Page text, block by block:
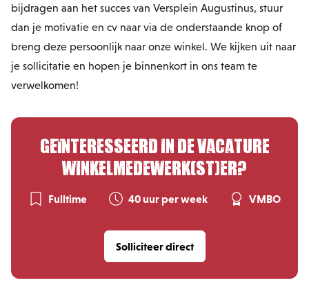
bijdragen aan het succes van Versplein Augustinus, stuur
dan je motivatie en cv naar via de onderstaande knop of
breng deze persoonlijk naar onze winkel. We kijken uit naar
je sollicitatie en hopen je binnenkort in ons team te
verwelkomen!
Geïnteresseerd in de vacature
Winkelmedewerk(st)er?
Fulltime 40 uur per week VMBO
Solliciteer direct